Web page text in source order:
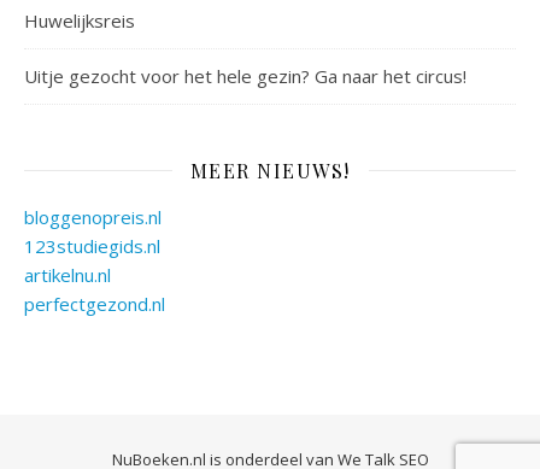
Huwelijksreis
Uitje gezocht voor het hele gezin? Ga naar het circus!
MEER NIEUWS!
bloggenopreis.nl
123studiegids.nl
artikelnu.nl
perfectgezond.nl
NuBoeken.nl is onderdeel van We Talk SEO